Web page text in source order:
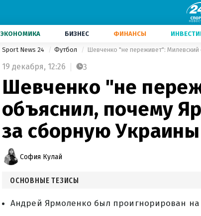
ЭКОНОМИКА БИЗНЕС ФИНАНСЫ
Sport News 24 Футбол Шевченко "не переживет":
19 декабря, 12:26 3
Шевченко "не
объяснил, почему
за сборную Украины
София Кулай
ОСНОВНЫЕ ТЕЗИСЫ
Андрей Ярмоленко был проигнорирован